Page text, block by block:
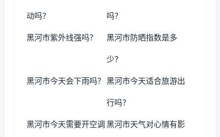
动吗？ 吗？
黑河市紫外线强吗？ 黑河市防晒指数是多
少？
黑河市今天会下雨吗？ 黑河市今天适合旅游出
行吗？
黑河市今天需要开空调 黑河市天气对心情有影